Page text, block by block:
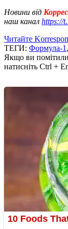
Новини від
наш канал https://
Читайте
ТЕГИ: Формула-1 ,
Якщо ви помітили
натисніть Ctrl +